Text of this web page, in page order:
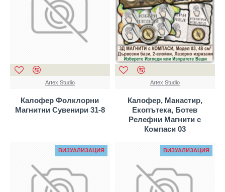
Artex Studio
Калофер Фолклорни
Магнитни Сувенири 31-8
Artex Studio
Калофер, Манастир,
Екопътека, Ботев
Релефни Магнити с
Компаси 03
ВИЗУАЛИЗАЦИЯ ВИЗУАЛИЗАЦИЯ